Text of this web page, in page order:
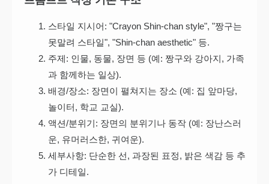
스타일 지시어: "Crayon Shin-chan style", "짱구는
못말려 스타일", "Shin-chan aesthetic" 등.
주제: 인물, 동물, 장면 등 (예: 짱구와 강아지, 가족
과 함께하는 일상).
배경/장소: 장면이 펼쳐지는 장소 (예: 집 앞마당,
놀이터, 학교 교실).
액션/분위기: 장면의 분위기나 동작 (예: 장난스러
운, 유머러스한, 귀여운).
세부사항: 단순한 선, 과장된 표정, 밝은 색감 등 추
가 디테일.